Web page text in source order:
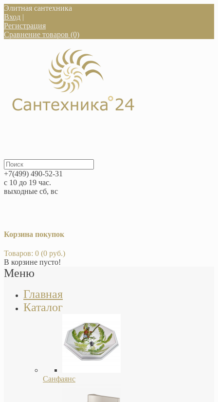
Элитная сантехника
Вход |
Регистрация
Сравнение товаров (0)
+7(499) 490-52-31
с 10 до 19 час.
выходные сб, вс
Корзина покупок
Товаров: 0 (0 руб.)
В корзине пусто!
Меню
Главная
Каталог
Санфаянс